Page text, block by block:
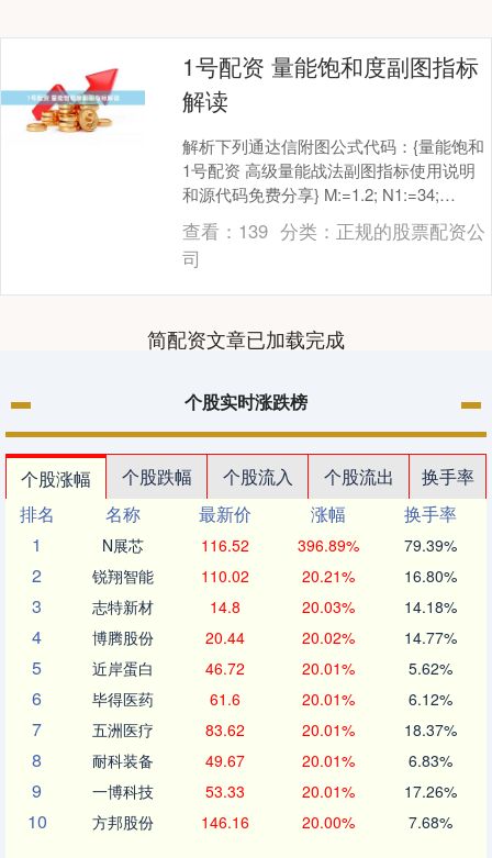
1号配资 量能饱和度副图指标
解读
解析下列通达信附图公式代码：{量能饱和
1号配资 高级量能战法副图指标使用说明
和源代码免费分享} M:=1.2; N1:=34;
N2:=N1*1.05; N3:....
查看： 139 分类： 正规的股票配资公
司
简配资文章已加载完成
个股实时涨跌榜
个股涨幅 个股跌幅 个股流入 个股流出
换手率
排名
名称 最新价 涨幅
换手率
1
N展芯 116.52 396.89% 79.39%
2 锐翔智能 110.02 20.21% 16.80%
3 志特新材 14.8 20.03% 14.18%
4 博腾股份 20.44 20.02% 14.77%
5 近岸蛋白 46.72 20.01% 5.62%
6 毕得医药 61.6 20.01% 6.12%
7 五洲医疗 83.62 20.01% 18.37%
8 耐科装备 49.67 20.01% 6.83%
9 一博科技 53.33 20.01% 17.26%
10 方邦股份 146.16 20.00% 7.68%